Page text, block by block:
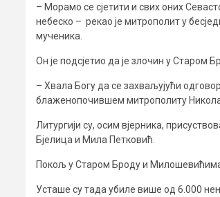
– Морамо се сјетити и свих оних
небеско – рекао је митрополит у
мученика.
Он је подсјетио да је злочин у Старом
– Хвала Богу да се захваљујући
блаженопочившем митрополиту
Литургији су, осим вјерника,
Бјелица и Мила Петковић.
Покољ у Старом Броду и
Усташе су тада убиле више од 6.000